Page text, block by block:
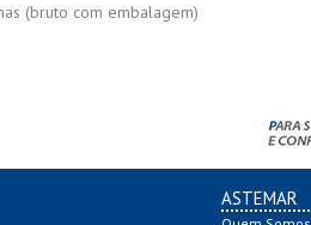
(bruto com embalagem)
ASTEMAR